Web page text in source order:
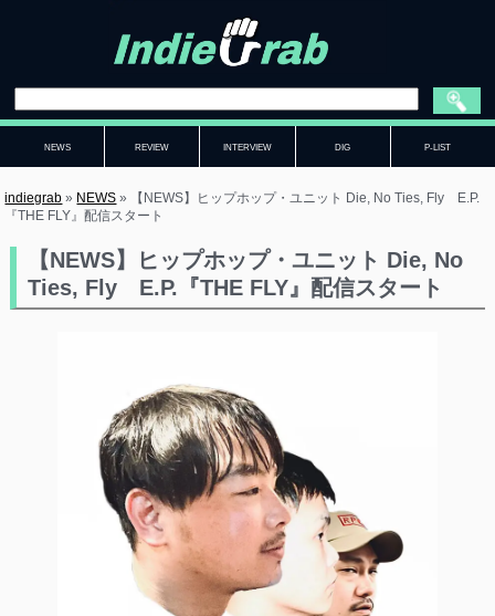
NEWS REVIEW INTERVIEW DIG P-LIST
indiegrab » NEWS »
【NEWS】ヒップホップ・ユニット Die, No Ties, Fly E.P.
『THE FLY』配信スタート
【NEWS】ヒップホップ・ユニット Die, No
Ties, Fly E.P.『THE FLY』配信スタート